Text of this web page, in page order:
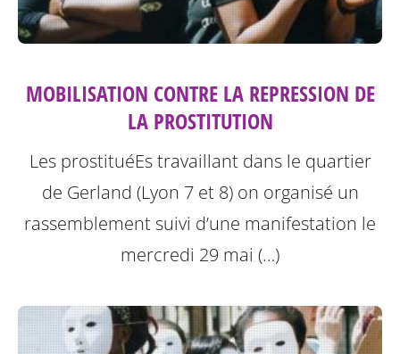
MOBILISATION CONTRE LA REPRESSION DE
LA PROSTITUTION
Les prostituéEs travaillant dans le quartier
de Gerland (Lyon 7 et 8) on organisé un
rassemblement suivi d’une manifestation le
mercredi 29 mai (…)